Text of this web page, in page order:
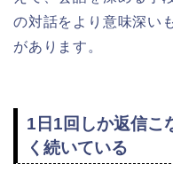
の対話をより意味深い
があります。
1日1回しか返信こ
く続いている